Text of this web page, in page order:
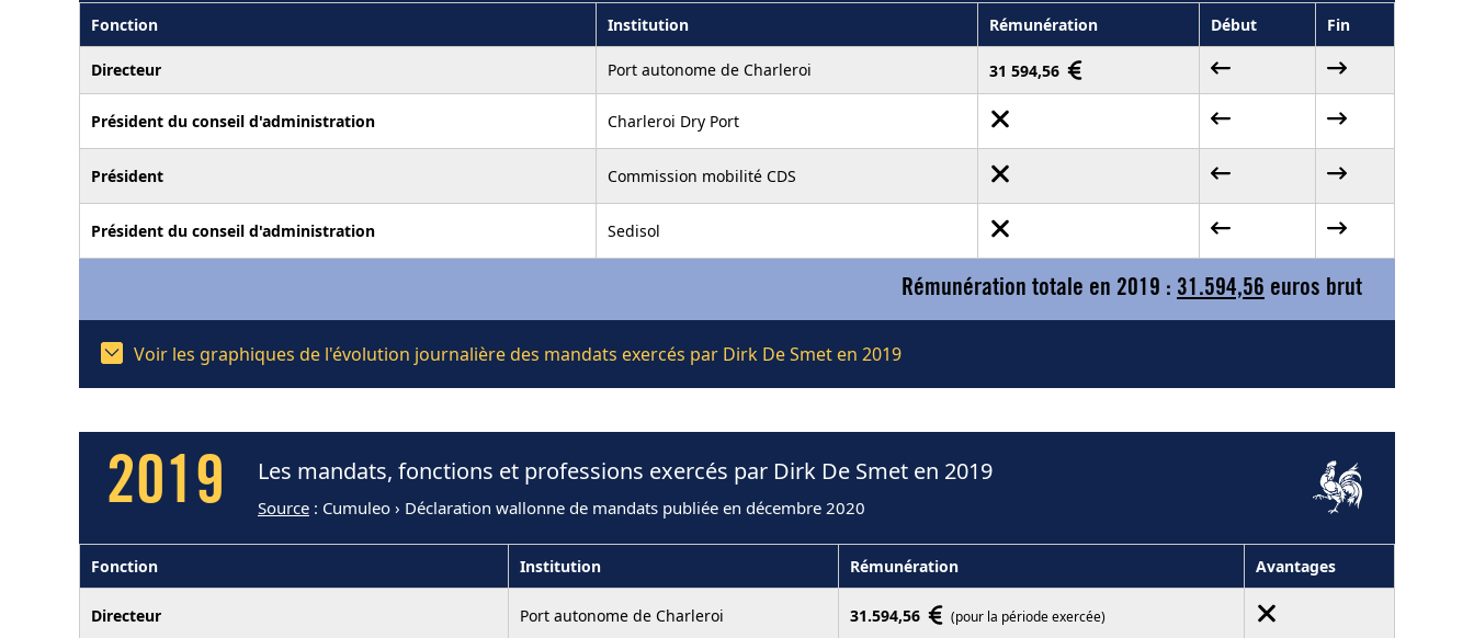
Fonction Institution Rémunération Début Fin
Directeur Port autonome de Charleroi 31 594,56
Président du conseil d'administration Charleroi Dry Port
Président Commission mobilité CDS
Président du conseil d'administration Sedisol
Rémunération totale en 2019 : 31.594,56 euros brut
Voir les graphiques de l'évolution journalière des mandats exercés par Dirk De Smet en 2019
2019 Les mandats, fonctions et professions exercés par Dirk De Smet en 2019
Source : Cumuleo › Déclaration wallonne de mandats publiée en décembre 2020
Fonction Institution Rémunération Avantages
Directeur Port autonome de Charleroi 31.594,56 (pour la période exercée)